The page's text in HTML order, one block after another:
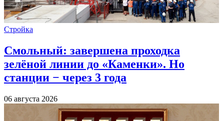
Стройка
Смольный: завершена проходка
зелёной линии до «Каменки». Но
станции − через 3 года
06 августа 2026